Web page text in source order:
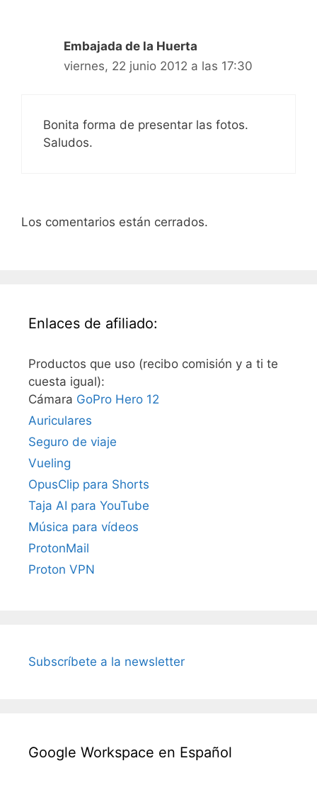
Embajada de la Huerta
viernes, 22 junio 2012 a las 17:30
Bonita forma de presentar las fotos.
Saludos.
Los comentarios están cerrados.
Enlaces de afiliado:
Productos que uso (recibo comisión y a ti te
cuesta igual):
Cámara GoPro Hero 12
Auriculares
Seguro de viaje
Vueling
OpusClip para Shorts
Taja AI para YouTube
Música para vídeos
ProtonMail
Proton VPN
Subscríbete a la newsletter
Google Workspace en Español